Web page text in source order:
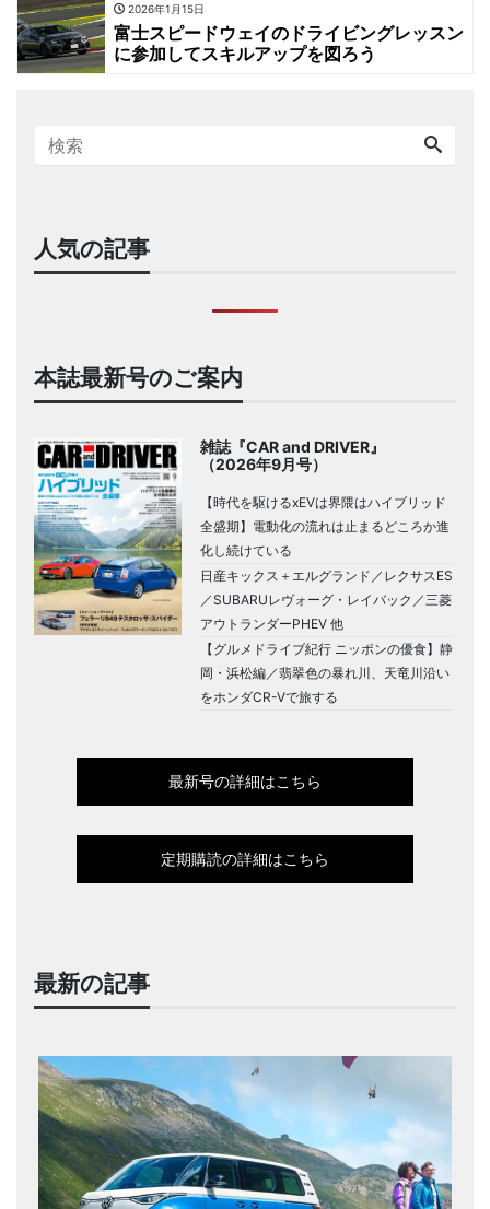
2026年1月15日
富士スピードウェイのドライビングレッスン
に参加してスキルアップを図ろう
人気の記事
本誌最新号のご案内
雑誌『CAR and DRIVER』
（2026年9月号）
【時代を駆けるxEVは界隈はハイブリッド
全盛期】電動化の流れは止まるどころか進
化し続けている
日産キックス＋エルグランド／レクサスES
／SUBARUレヴォーグ・レイバック／三菱
アウトランダーPHEV 他
【グルメドライブ紀行 ニッポンの優食】静
岡・浜松編／翡翠色の暴れ川、天竜川沿い
をホンダCR-Vで旅する
最新号の詳細はこちら
定期購読の詳細はこちら
最新の記事